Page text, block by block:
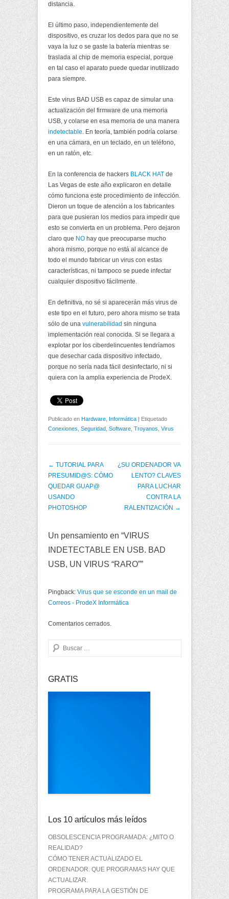
distancia.
El último paso, independientemente del
dispositivo, es cruzar los dedos para que no se
vaya la luz o se gaste la batería mientras se
traslada al chip de memoria especial, porque
en tal caso el aparato puede quedar inutilizado
para siempre.
Este virus BAD USB es capaz de simular una
actualización del firmware de una memoria
USB, y colarse en esa memoria de una manera
indetectable. En teoría, también podría colarse
en una cámara, en un teclado, en un teléfono,
en un ratón, etc.
En la conferencia de hackers BLACK HAT de
Las Vegas de este año explicaron en detalle
cómo funciona este procedimiento de infección.
Dieron un toque de atención a los fabricantes
para que pusieran los medios para impedir que
esto se convierta en un problema. Pero dejaron
claro que NO hay que preocuparse mucho
ahora mismo, porque no está al alcance de
todo el mundo fabricar un virus con estas
características, ni tampoco se puede infectar
cualquier dispositivo fácilmente.
En definitiva, no sé si aparecerán más virus de
este tipo en el futuro, pero ahora mismo se trata
sólo de una vulnerabilidad sin ninguna
implementación real conocida. Si se llegara a
explotar por los ciberdelincuentes tendríamos
que desechar cada dispositivo infectado,
porque no sería nada fácil desinfectarlo, ni si
quiera con la amplia experiencia de ProdeX.
Publicado en Hardware Informática | Etiquetado
Conexiones Seguridad Software Troyanos Virus
Post navigation
← TUTORIAL PARA
PRESUMID@S: CÓMO
QUEDAR GUAP@
USANDO
PHOTOSHOP
¿SU ORDENADOR VA
LENTO? CLAVES
PARA LUCHAR
CONTRA LA
RALENTIZACIÓN →
Un pensamiento en “VIRUS
INDETECTABLE EN USB. BAD
USB, UN VIRUS “RARO””
Pingback: Virus que se esconde en un mail de
Correos - ProdeX Informática
Comentarios cerrados.
Buscar
GRATIS
Los 10 artículos más leídos
OBSOLESCENCIA PROGRAMADA: ¿MITO O
REALIDAD?
CÓMO TENER ACTUALIZADO EL
ORDENADOR. QUE PROGRAMAS HAY QUE
ACTUALIZAR.
PROGRAMA PARA LA GESTIÓN DE